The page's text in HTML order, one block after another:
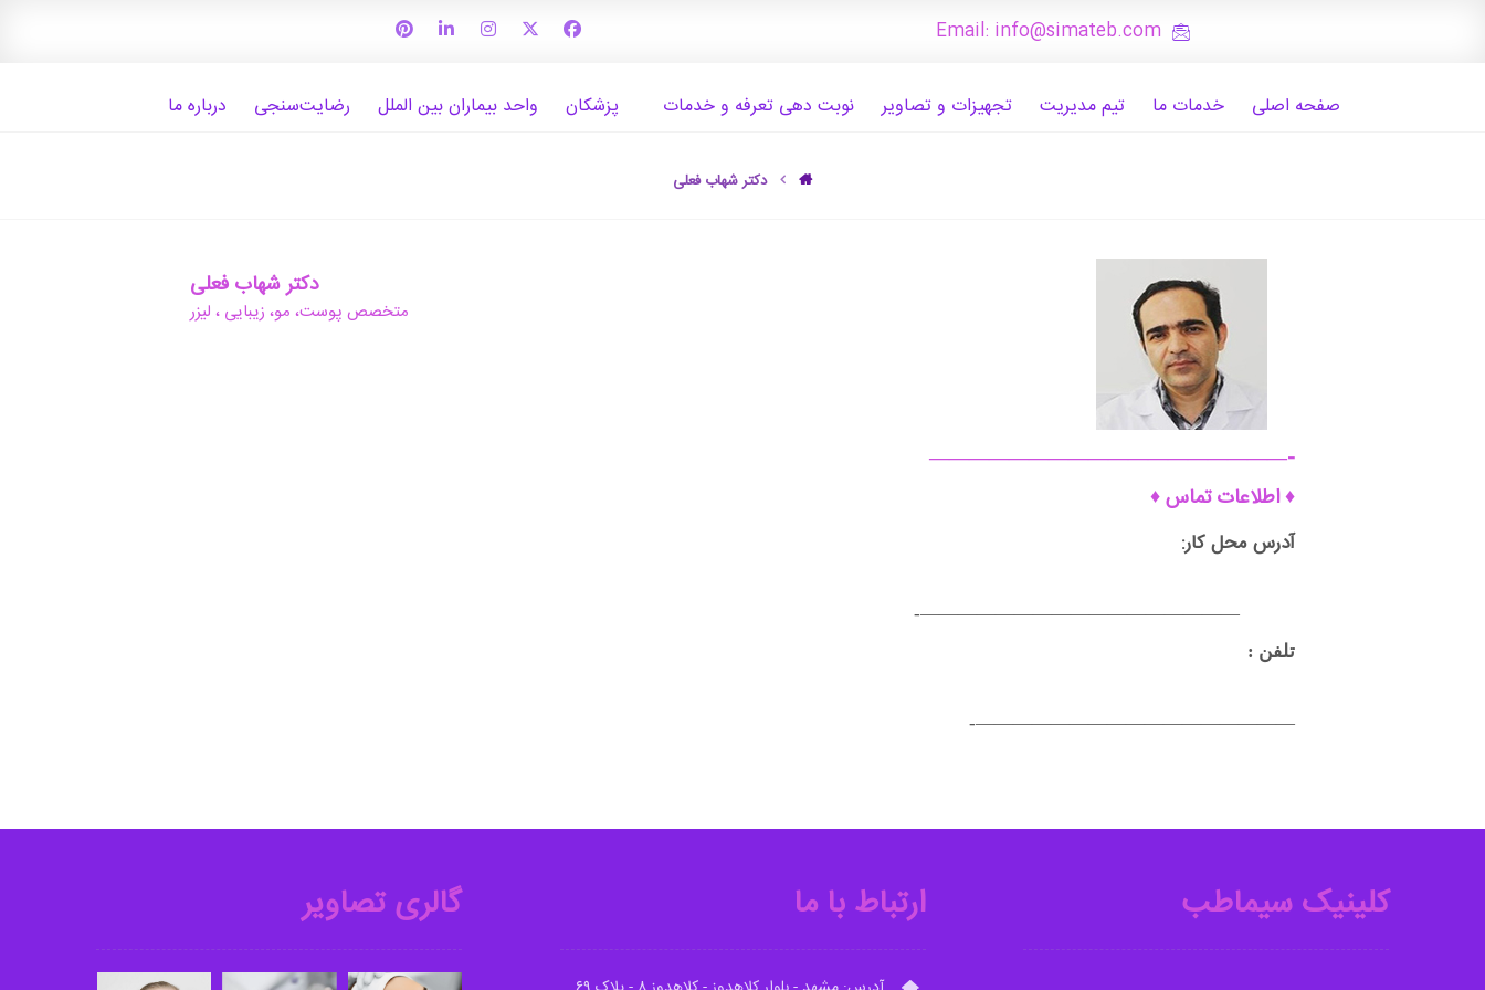
Email: info@simateb.com
پزشکان واحد بیماران بین الملل رضایت‌سنجی درباره ما صفحه اصلی خدمات ما تیم مدیریت تجهیزات و تصاویر نوبت دهی تعرفه و خدمات
دکتر شهاب فعلی
دکتر شهاب فعلی
متخصص پوست، مو، زیبایی ، لیزر
——————————————————-
♦ اطلاعات تماس ♦
آدرس محل کار:
—————————————————-
تلفن :
—————————————————-
کلینیک سیماطب ارتباط با ما گالری تصاویر